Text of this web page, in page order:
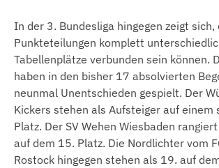
In der 3. Bundesliga hingegen zeigt
Punkteteilungen komplett
Tabellenplätze verbunden sein können.
haben in den bisher 17 absolvierten
neunmal Unentschieden gespielt. Der
Kickers stehen als Aufsteiger auf einem
Platz. Der SV Wehen Wiesbaden
auf dem 15. Platz. Die Nordlichter vom
Rostock hingegen stehen als 19. auf